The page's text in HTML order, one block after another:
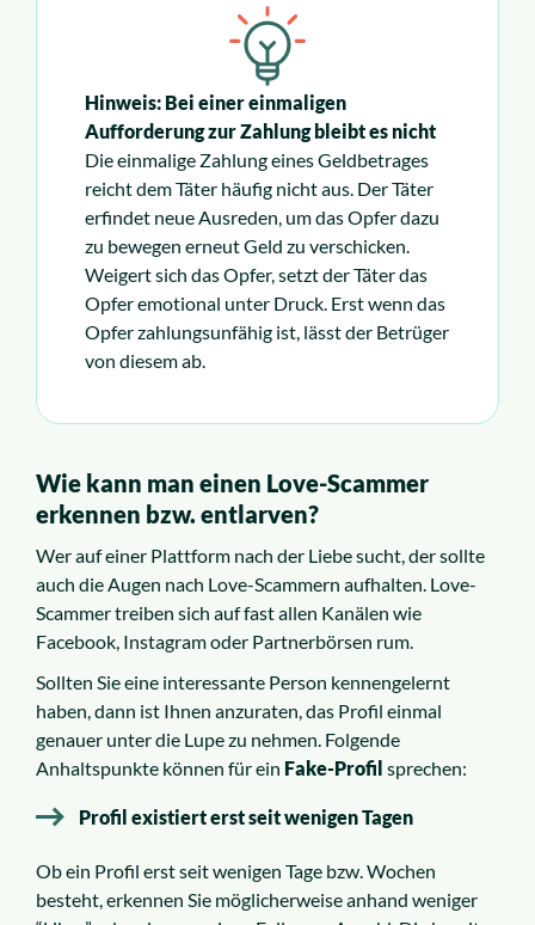
Hinweis: Bei einer einmaligen
Aufforderung zur Zahlung bleibt es nicht
Die einmalige Zahlung eines Geldbetrages
reicht dem Täter häufig nicht aus. Der Täter
erfindet neue Ausreden, um das Opfer dazu
zu bewegen erneut Geld zu verschicken.
Weigert sich das Opfer, setzt der Täter das
Opfer emotional unter Druck. Erst wenn das
Opfer zahlungsunfähig ist, lässt der Betrüger
von diesem ab.
Wie kann man einen Love-Scammer
erkennen bzw. entlarven?
Wer auf einer Plattform nach der Liebe sucht, der sollte
auch die Augen nach Love-Scammern aufhalten. Love-
Scammer treiben sich auf fast allen Kanälen wie
Facebook, Instagram oder Partnerbörsen rum.
Sollten Sie eine interessante Person kennengelernt
haben, dann ist Ihnen anzuraten, das Profil einmal
genauer unter die Lupe zu nehmen. Folgende
Anhaltspunkte können für ein Fake-Profil sprechen:
Profil existiert erst seit wenigen Tagen
Ob ein Profil erst seit wenigen Tage bzw. Wochen
besteht, erkennen Sie möglicherweise anhand weniger